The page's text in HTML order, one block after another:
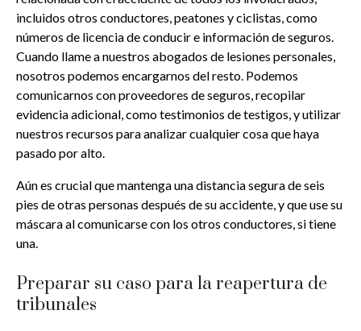
incluidos otros conductores, peatones y ciclistas, como
números de licencia de conducir e información de seguros.
Cuando llame a nuestros abogados de lesiones personales,
nosotros podemos encargarnos del resto. Podemos
comunicarnos con proveedores de seguros, recopilar
evidencia adicional, como testimonios de testigos, y utilizar
nuestros recursos para analizar cualquier cosa que haya
pasado por alto.
Aún es crucial que mantenga una distancia segura de seis
pies de otras personas después de su accidente, y que use su
máscara al comunicarse con los otros conductores, si tiene
una.
Preparar su caso para la reapertura de
tribunales